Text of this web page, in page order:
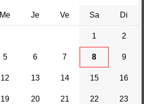
Me Je Ve Sa Di
1 2
5 6 7 8 9
12 13 14 15 16
19 20 21 22 23